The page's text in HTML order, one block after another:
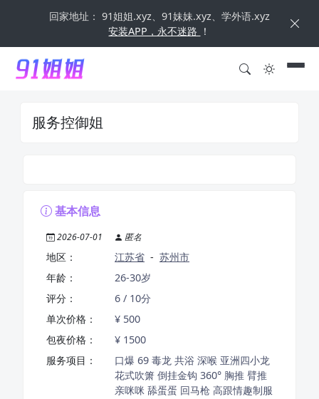
回家地址： 91姐姐.xyz、91妹妹.xyz、学外语.xyz
安装APP，永不迷路 ！
服务控御姐
基本信息
2026-07-01 匿名
地区： 江苏省 - 苏州市
年龄：
26-30岁
评分：
6 / 10分
单次价格：
¥ 500
包夜价格：
¥ 1500
服务项目：
口爆 69 毒龙 共浴 深喉 亚洲四小龙
花式吹箫 倒挂金钩 360° 胸推 臂推
亲咪咪 舔蛋蛋 回马枪 高跟情趣制服